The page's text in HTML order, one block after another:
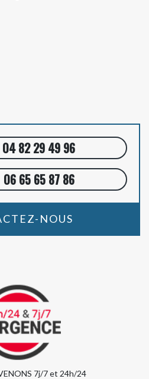
04 82 29 49 96
06 65 65 87 86
NOUS
7j/7 et 24h/24